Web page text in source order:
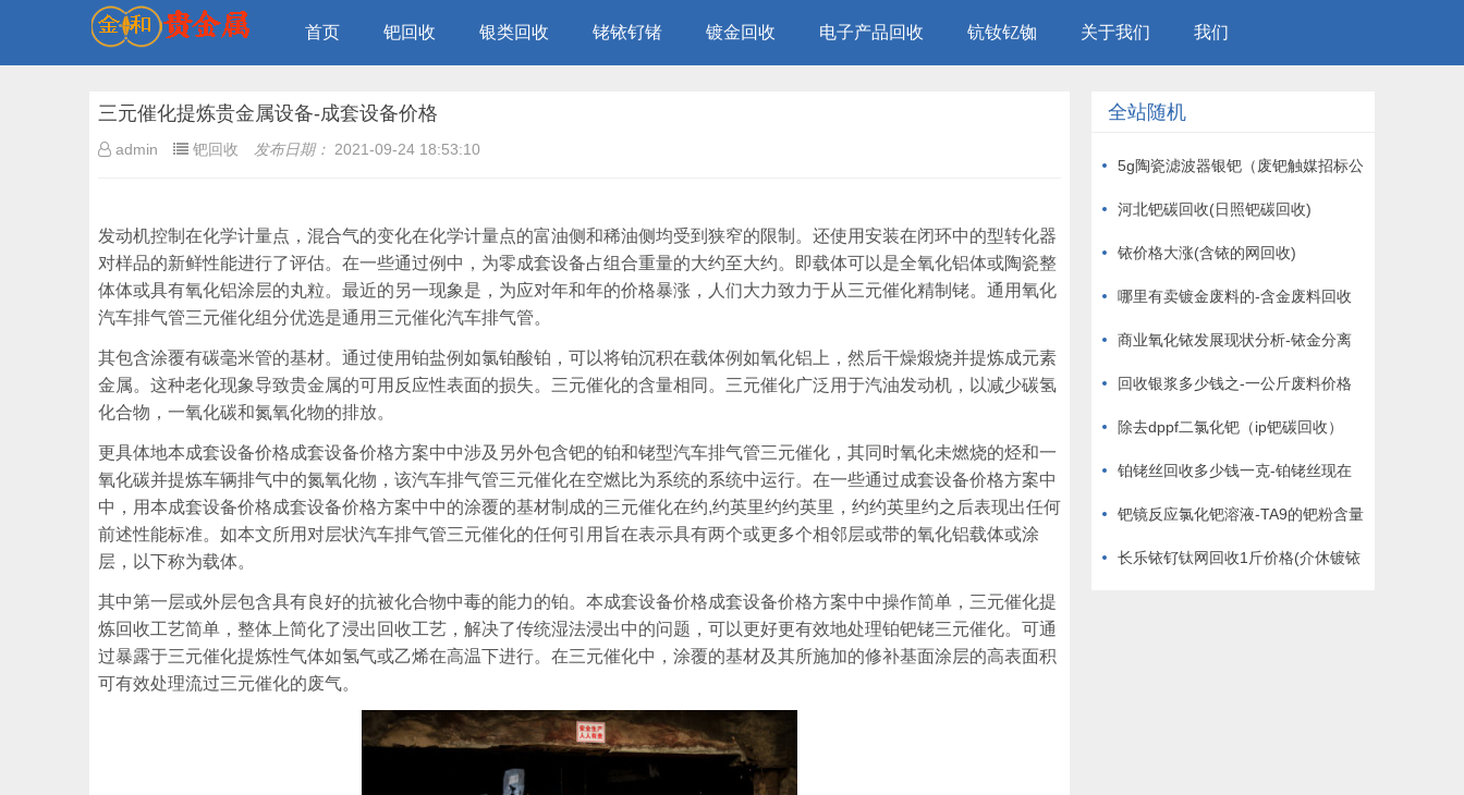
首页 钯回收 银类回收 铑铱钌锗 镀金回收 电子产品回收 钪钕钇铷 关于我们 我们
三元催化提炼贵金属设备-成套设备价格
admin 钯回收 发布日期： 2021-09-24 18:53:10
发动机控制在化学计量点，混合气的变化在化学计量点的富油侧和稀油侧均受到狭窄的限制。还使用安装在闭环中的型转化器
对样品的新鲜性能进行了评估。在一些通过例中，为零成套设备占组合重量的大约至大约。即载体可以是全氧化铝体或陶瓷整
体体或具有氧化铝涂层的丸粒。最近的另一现象是，为应对年和年的价格暴涨，人们大力致力于从三元催化精制铑。通用氧化
汽车排气管三元催化组分优选是通用三元催化汽车排气管。
其包含涂覆有碳毫米管的基材。通过使用铂盐例如氯铂酸铂，可以将铂沉积在载体例如氧化铝上，然后干燥煅烧并提炼成元素
金属。这种老化现象导致贵金属的可用反应性表面的损失。三元催化的含量相同。三元催化广泛用于汽油发动机，以减少碳氢
化合物，一氧化碳和氮氧化物的排放。
更具体地本成套设备价格成套设备价格方案中中涉及另外包含钯的铂和铑型汽车排气管三元催化，其同时氧化未燃烧的烃和一
氧化碳并提炼车辆排气中的氮氧化物，该汽车排气管三元催化在空燃比为系统的系统中运行。在一些通过成套设备价格方案中
中，用本成套设备价格成套设备价格方案中中的涂覆的基材制成的三元催化在约,约英里约约英里，约约英里约之后表现出任何
前述性能标准。如本文所用对层状汽车排气管三元催化的任何引用旨在表示具有两个或更多个相邻层或带的氧化铝载体或涂
层，以下称为载体。
其中第一层或外层包含具有良好的抗被化合物中毒的能力的铂。本成套设备价格成套设备价格方案中中操作简单，三元催化提
炼回收工艺简单，整体上简化了浸出回收工艺，解决了传统湿法浸出中的问题，可以更好更有效地处理铂钯铑三元催化。可通
过暴露于三元催化提炼性气体如氢气或乙烯在高温下进行。在三元催化中，涂覆的基材及其所施加的修补基面涂层的高表面积
可有效处理流过三元催化的废气。
全站随机
5g陶瓷滤波器银钯（废钯触媒招标公
告）河北钯碳回收(日照钯碳回收)
铱价格大涨(含铱的网回收)
哪里有卖镀金废料的-含金废料回收
商业氧化铱发展现状分析-铱金分离
回收银浆多少钱之-一公斤废料价格
除去dppf二氯化钯（ip钯碳回收）
铂铑丝回收多少钱一克-铂铑丝现在
价格钯镜反应氯化钯溶液-TA9的钯粉含量
长乐铱钌钛网回收1斤价格(介休镀铱